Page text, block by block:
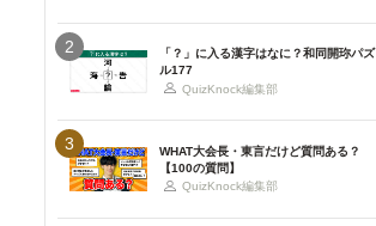
2
「？」に入る漢字はなに？和同開珎パズ
ル177
QuizKnock編集部
3
WHAT大会長・東言だけど質問ある？
【100の質問】
QuizKnock編集部